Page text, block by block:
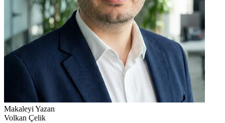
Makaleyi Yazan
Volkan Çelik